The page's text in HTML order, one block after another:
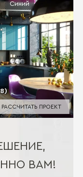
Синий
РАССЧИТАТЬ ПРОЕКТ
ВАМ!